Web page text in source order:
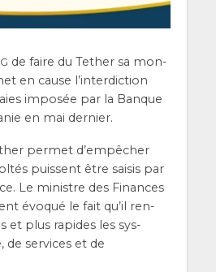
de faire du Tether sa mon­
en cause l’in­ter­dic­tion
impo­sée par la Banque
en mai dernier.
per­met d’empêcher
puissent être sai­sis par
Le ministre des Finances
évo­qué le fait qu’il ren­
et plus rapides les sys­
de ser­vices et de